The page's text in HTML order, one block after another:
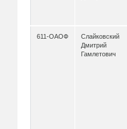
611-ОАОФ
Слайковский
Дмитрий
Гамлетович